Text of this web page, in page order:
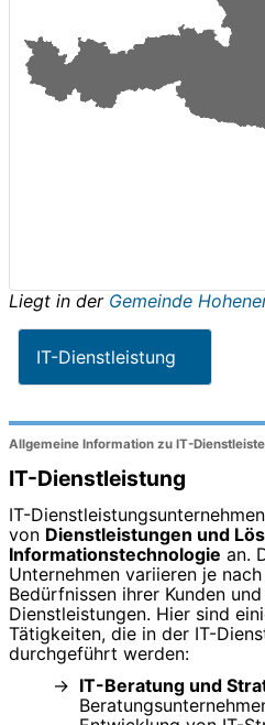
Liegt in der Gemeinde
IT-Dienstleistung
Allgemeine Information zu IT-
IT-Dienstleistung
IT-
von Dienstleistungen und
Informationstechnologie an.
Unternehmen variieren je
Bedürfnissen ihrer Kunden
Dienstleistungen. Hier sind
Tätigkeiten, die in der IT-
durchgeführt werden:
IT-Beratung und